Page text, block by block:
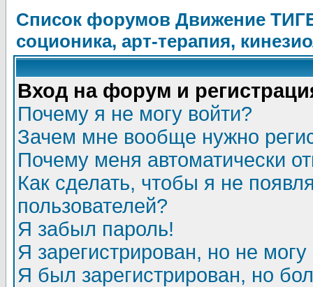
Список форумов Движение
соционика, арт-терапия,
Вход на форум и
Почему я не могу войти?
Зачем мне вообще нужно
Почему меня автоматически
Как сделать, чтобы я не
пользователей?
Я забыл пароль!
Я зарегистрирован, но не могу
Я был зарегистрирован, но